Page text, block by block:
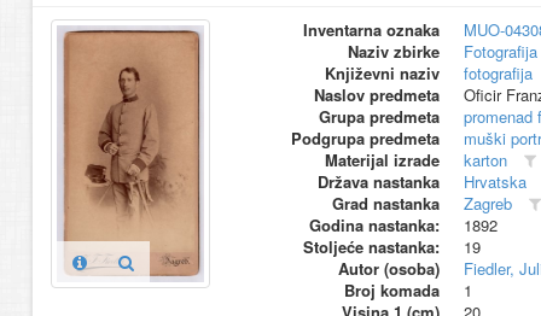
Inventarna oznaka
MUO-
Naziv zbirke
Književni naziv
fotografija
Naslov predmeta
Oficir
Grupa predmeta
promenad
Podgrupa predmeta
muški
Materijal izrade
karton
Država nastanka
Hrvatska
Grad nastanka
Zagreb
Godina nastanka:
1892
Stoljeće nastanka:
19
Autor (osoba)
Fiedler,
Broj komada
1